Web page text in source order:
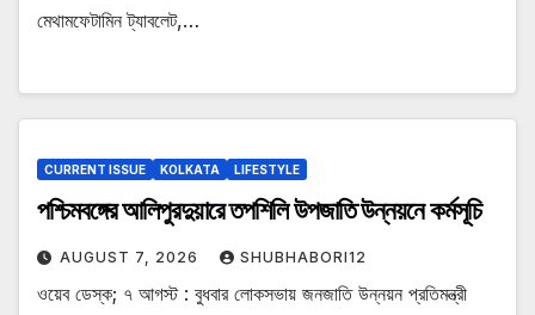
মেথামফেটামিন ট্যাবলেট,…
CURRENT ISSUE KOLKATA LIFESTYLE
পশ্চিমবঙ্গের আলিপুরদুয়ারে তপশিলি উপজাতি উন্নয়নে কর্মসূচি
AUGUST 7, 2026 SHUBHABORI12
ওয়েব ডেস্ক; ৭ আগস্ট : বুধবার লোকসভায় জনজাতি উন্নয়ন প্রতিমন্ত্রী